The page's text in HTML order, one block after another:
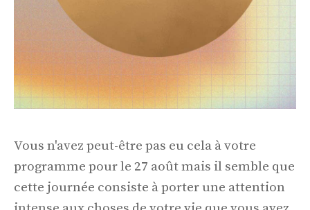
Vous n'avez peut-être pas eu cela à votre
programme pour le 27 août mais il semble que
cette journée consiste à porter une attention